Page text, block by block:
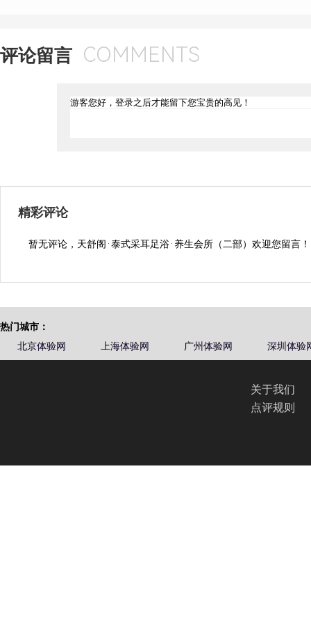
评论留言 COMMENTS
精彩评论
暂无评论，天舒阁·泰式采耳足浴·养生会所（二部）欢迎您留言！
热门城市：
北京体验网
上海体验网 广州体验网 深圳体验
关于我们
点评规则